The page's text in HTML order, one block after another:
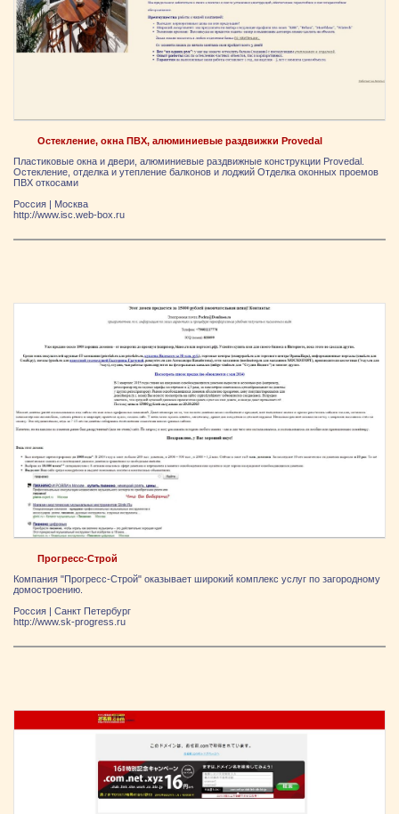
Остекление, окна ПВХ, алюминиевые раздвижки Provedal
Пластиковые окна и двери, алюминиевые раздвижные конструкции Provedal.
Остекление, отделка и утепление балконов и лоджий Отделка оконных проемов
ПВХ откосами
Россия
Москва
http://www.isc.web-box.ru
Прогресс-Строй
Компания "Прогресс-Строй" оказывает широкий комплекс услуг по загородному
домостроению.
Россия | Санкт Петербург
http://www.sk-progress.ru